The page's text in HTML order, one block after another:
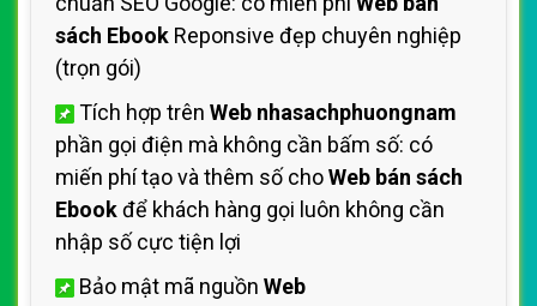
sách Ebook Reponsive đẹp chuyên nghiệp
(trọn gói)
Tích hợp trên Web nhasachphuongnam
phần gọi điện mà không cần bấm số: có
miến phí tạo và thêm số choWeb bán sách
Ebookđể khách hàng gọi luôn không cần
nhập số cực tiện lợi
Bảo mật mã nguồn Web